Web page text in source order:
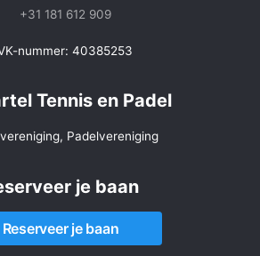
+31 181 612 909
nummer: 40385253
Tennis en Padel
Padelvereniging
je baan
Reserveer je baan